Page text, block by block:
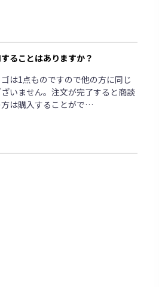
ることはありますか？
は1点ものですので他の方に同じ
いません。注文が完了すると商談
は購入することがで…